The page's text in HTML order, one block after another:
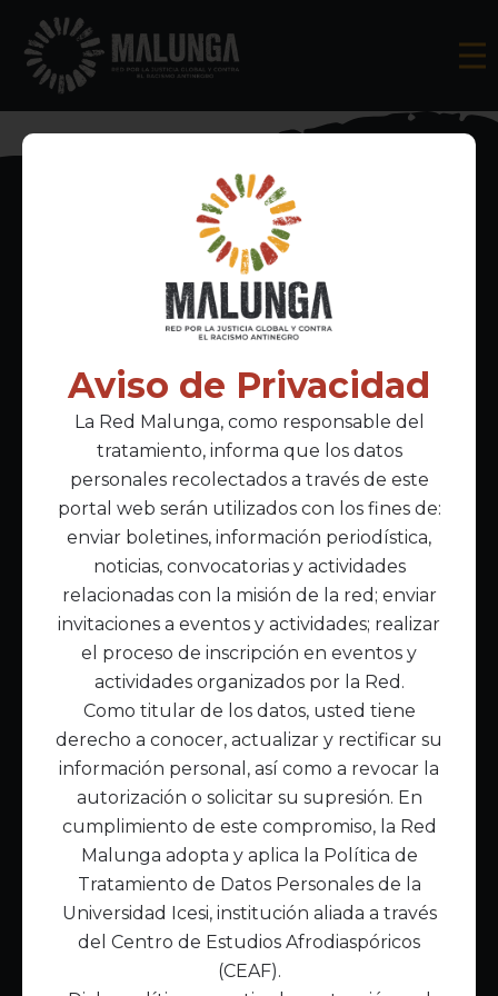
Inscríbete al boletín informativo
Acepto lapolítica de privacidad
Enlaces Principales
Inicio
Acerca de Malunga
Nuestra misión
Quiénes somos
Enlaces de interés
Publicaciones
Noticias
Contáctanos
Política de Tratamiento de Datos
Aviso de Privacidad
La Red Malunga, como responsable del
tratamiento, informa que los datos
personales recolectados a través de este
portal web serán utilizados con los fines de:
enviar boletines, información periodística,
noticias, convocatorias y actividades
relacionadas con la misión de la red; enviar
invitaciones a eventos y actividades; realizar
el proceso de inscripción en eventos y
actividades organizados por la Red.
Como titular de los datos, usted tiene
derecho a conocer, actualizar y rectificar su
información personal, así como a revocar la
autorización o solicitar su supresión. En
cumplimiento de este compromiso, la Red
Malunga adopta y aplica la Política de
Tratamiento de Datos Personales de la
Universidad Icesi, institución aliada a través
del Centro de Estudios Afrodiaspóricos
(CEAF).